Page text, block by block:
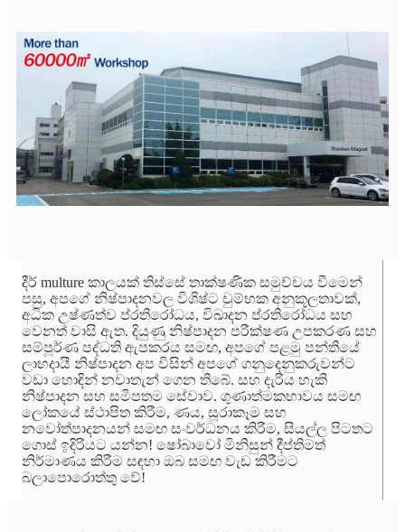
දීර් multure කාලයක් තිස්සේ තාක්ෂණික සමුච්චය වීමෙන්
පසු, අපගේ නිෂ්පාදනවල විශිෂ්ට චුම්භක අනුකූලතාවක්,
අධික උෂ්ණත්ව ප්රතිරෝධය, විඛාදන ප්රතිරෝධය සහ
වෙනත් වාසි ඇත. දියුණු නිෂ්පාදන පරීක්ෂණ උපකරණ සහ
සම්පූර්ණ පද්ධති ඇපකරය සමඟ, අපගේ පළමු පන්තියේ
ලාභදායී නිෂ්පාදන අප විසින් අපගේ ගනුදෙනුකරුවන්ට
වඩා හොඳින් නවාතැන් ගෙන තිබේ. සහ දැරිය හැකි
නිෂ්පාදන සහ සමීපතම සේවාව. ගුණාත්මකභාවය සමඟ
ලෝකයේ ස්ථාපිත කිරීම, ණය, සූරාකෑම සහ
නවෝත්පාදනයන් සමඟ සංවර්ධනය කිරීම, සියල්ල පිටතට
ගොස් ඉදිරියට යන්න! ෂෝබාවෝ මිනිසුන් දීප්තිමත්
නිර්මාණය කිරීම සඳහා ඔබ සමඟ වැඩ කිරීමට
බලාපොරොත්තු වේ!